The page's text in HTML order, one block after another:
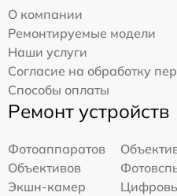
О компании
Ремонтируемые модели
Наши услуги
Согласие на обработку
Способы оплаты
Ремонт устройств
Фотоаппаратов
Объективов
Экшн-камер